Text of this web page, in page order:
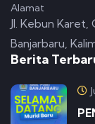
Alamat
Jl. Kebun Karet,
Banjarbaru,
Berita